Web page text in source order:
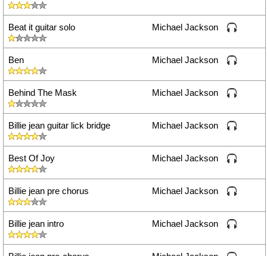
Beat it guitar solo Michael Jackson
Ben Michael Jackson
Behind The Mask Michael Jackson
Billie jean guitar lick bridge Michael Jackson
Best Of Joy Michael Jackson
Billie jean pre chorus Michael Jackson
Billie jean intro Michael Jackson